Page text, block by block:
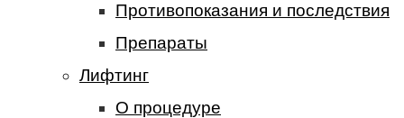
Противопоказания и последствия
Препараты
Лифтинг
О процедуре